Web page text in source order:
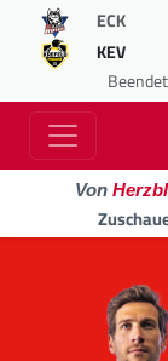
ECK
KEV
Beendet
Von